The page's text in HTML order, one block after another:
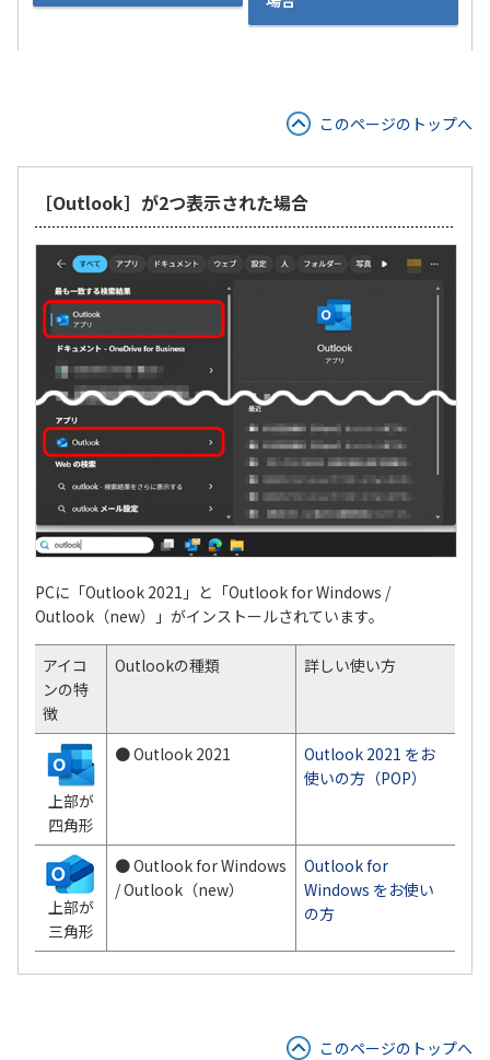
このページのトップへ
［Outlook］が2つ表示された場合
PCに「Outlook 2021」と「Outlook for Windows /
Outlook（new）」がインストールされています。
アイコ
ンの特
徴
Outlookの種類 詳しい使い方
上部が
四角形
● Outlook 2021
Outlook 2021 をお
使いの方（POP）
上部が
三角形
● Outlook for Windows
/ Outlook（new）
Outlook for
Windows をお使い
の方
このページのトップへ